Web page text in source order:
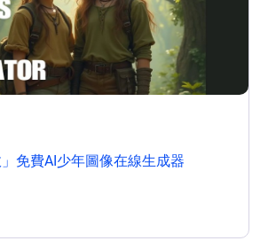
」免費AI少年圖像在線生成器